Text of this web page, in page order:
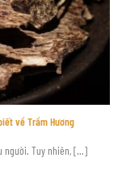
về Trầm Hương
người. Tuy nhiên, [...]